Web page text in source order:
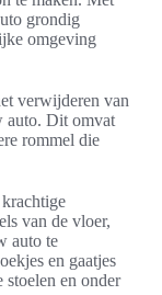
grondig
omgeving
verwijderen van
auto. Dit omvat
rommel die
van de vloer,
auto te
en gaatjes
stoelen en onder